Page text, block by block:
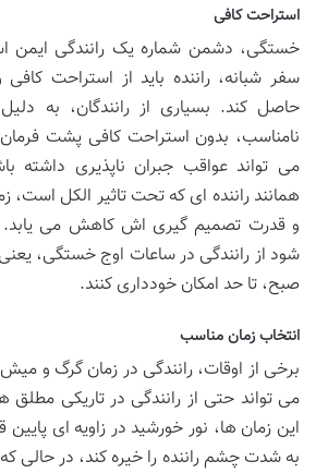
استراحت کافی
خستگی، دشمن شماره یک رانندگی
سفر شبانه، راننده باید از استراحت
حاصل کند. بسیاری از رانندگان، به
نامناسب، بدون استراحت کافی پشت
می تواند عواقب جبران ناپذیری داشته
همانند راننده ای که تحت تاثیر الکل است،
و قدرت تصمیم گیری اش کاهش می یابد.
شود از رانندگی در ساعات اوج خستگی،
صبح، تا حد امکان خودداری کنند.
انتخاب زمان مناسب
برخی از اوقات، رانندگی در زمان گرگ و
می تواند حتی از رانندگی در تاریکی
این زمان ها، نور خورشید در زاویه ای پایین
به شدت چشم راننده را خیره کند، در حالی